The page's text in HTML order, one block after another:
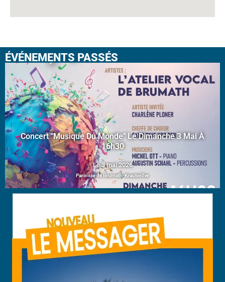
ÉVÉNEMENTS PASSÉS
Concert "Musique Du Monde" Le Dimanche 3 Mai À
16h30
Le 3 mai 2026
Paroisse de Brumath-Krautwiller